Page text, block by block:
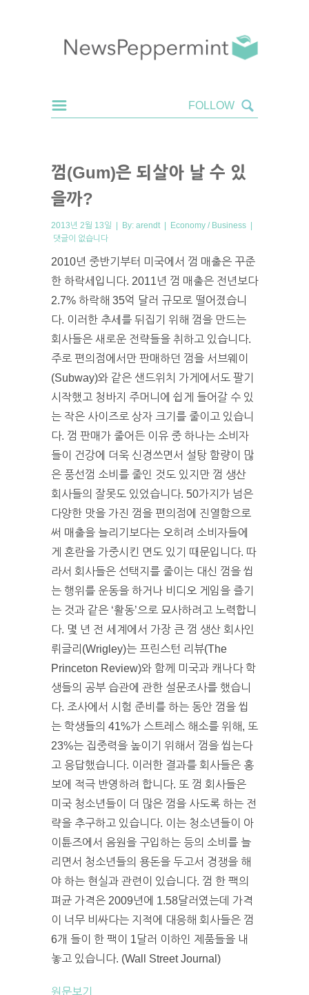
껌(Gum)은 되살아 날 수 있
을까?
2013년 2월 13일 | By: arendt | Economy / Business |
댓글이 없습니다
2010년 중반기부터 미국에서 껌 매출은 꾸준
한 하락세입니다. 2011년 껌 매출은 전년보다
2.7% 하락해 35억 달러 규모로 떨어졌습니
다. 이러한 추세를 뒤집기 위해 껌을 만드는
회사들은 새로운 전략들을 취하고 있습니다.
주로 편의점에서만 판매하던 껌을 서브웨이
(Subway)와 같은 샌드위치 가게에서도 팔기
시작했고 청바지 주머니에 쉽게 들어갈 수 있
는 작은 사이즈로 상자 크기를 줄이고 있습니
다. 껌 판매가 줄어든 이유 중 하나는 소비자
들이 건강에 더욱 신경쓰면서 설탕 함량이 많
은 풍선껌 소비를 줄인 것도 있지만 껌 생산
회사들의 잘못도 있었습니다. 50가지가 넘은
다양한 맛을 가진 껌을 편의점에 진열함으로
써 매출을 늘리기보다는 오히려 소비자들에
게 혼란을 가중시킨 면도 있기 때문입니다. 따
라서 회사들은 선택지를 줄이는 대신 껌을 씹
는 행위를 운동을 하거나 비디오 게임을 즐기
는 것과 같은 ‘활동’으로 묘사하려고 노력합니
다. 몇 년 전 세계에서 가장 큰 껌 생산 회사인
뤼글리(Wrigley)는 프린스턴 리뷰(The
Princeton Review)와 함께 미국과 캐나다 학
생들의 공부 습관에 관한 설문조사를 했습니
다. 조사에서 시험 준비를 하는 동안 껌을 씹
는 학생들의 41%가 스트레스 해소를 위해, 또
23%는 집중력을 높이기 위해서 껌을 씹는다
고 응답했습니다. 이러한 결과를 회사들은 홍
보에 적극 반영하려 합니다. 또 껌 회사들은
미국 청소년들이 더 많은 껌을 사도록 하는 전
략을 추구하고 있습니다. 이는 청소년들이 아
이튠즈에서 음원을 구입하는 등의 소비를 늘
리면서 청소년들의 용돈을 두고서 경쟁을 해
야 하는 현실과 관련이 있습니다. 껌 한 팩의
펴균 가격은 2009년에 1.58달러였는데 가격
이 너무 비싸다는 지적에 대응해 회사들은 껌
6개 들이 한 팩이 1달러 이하인 제품들을 내
놓고 있습니다. (Wall Street Journal)
원문보기